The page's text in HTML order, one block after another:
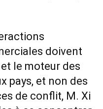
doivent
le moteur des
pays, et non des
de conflit, M. Xi